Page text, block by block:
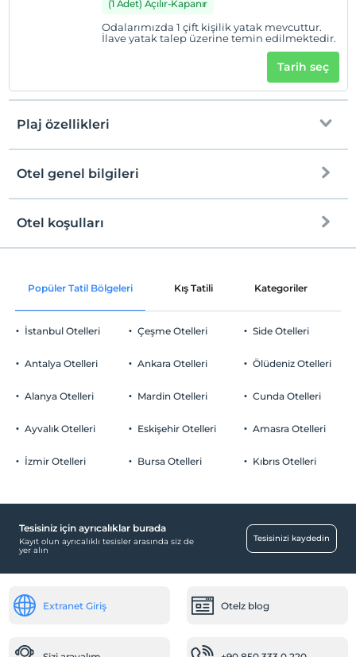
(1 Adet) Açılır-Kapanır
Odalarımızda 1 çift kişilik yatak mevcuttur.
İlave yatak talep üzerine temin edilmektedir.
Tarih seç
Plaj özellikleri
Plaja 100 metre mesafededir
Çakıl plaj
Kum, çakıl karışık plaj
Mavi Bayrak
Otel genel bilgileri
Ortak alanlar ve bazı odalar
Otopark
Ücretsiz Halka Açık Otopark
Odalar
Çocuk Havuzu
Otel koşulları
Check/in
Check/out
En geç saat 12:00 ve öncesi
Evcil Hayvan
2 yaşına kadar olan bebekler ücretsizdir.
Popüler Tatil Bölgeleri Kış Tatili Kategoriler
İstanbul Otelleri
Antalya Otelleri
Alanya Otelleri
Ayvalık Otelleri
İzmir Otelleri
Çeşme Otelleri
Ankara Otelleri
Mardin Otelleri
Eskişehir Otelleri
Bursa Otelleri
Side Otelleri
Ölüdeniz Otelleri
Cunda Otelleri
Amasra Otelleri
Kıbrıs Otelleri
Tesisiniz için ayrıcalıklar burada
Kayıt olun ayrıcalıklı tesisler arasında siz de
yer alın
Tesisinizi kaydedin
Extranet Giriş Otelz blog